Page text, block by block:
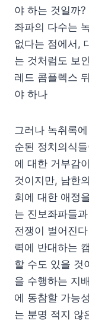
야 하는 것일까
좌파의 다수는
없다는 점에서,
는 것처럼도 보
레드 콤플렉스
야 하나
그러나 녹취록
순된 정치의식
에 대한 거부감
것이지만, 남한
회에 대한 애정
는 진보좌파들
전쟁이 벌어진
력에 반대하는
할 수도 있을 것
을 수행하는 지
에 동참할 가능
는 분명 적지 않